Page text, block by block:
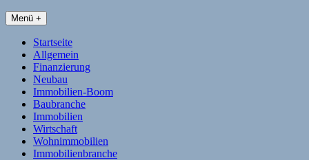
Menü +
Startseite
Allgemein
Finanzierung
Neubau
Immobilien-Boom
Baubranche
Immobilien
Wirtschaft
Wohnimmobilien
Immobilienbranche